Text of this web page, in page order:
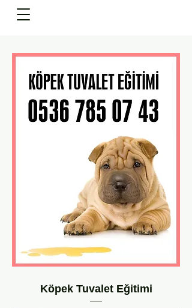
Köpek Tuvalet Eğitimi